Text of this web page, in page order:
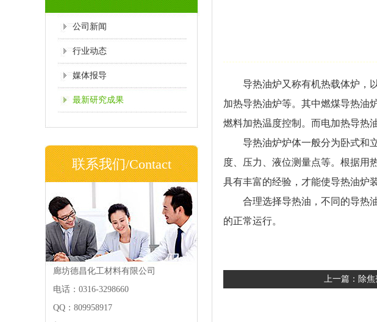
公司新闻
行业动态
媒体报导
最新研究成果
联系我们/Contact
廊坊德昌化工材料有限公司
电话：0316-3298660
QQ：809958917
导热油炉又称有机热载体炉，
加热导热油炉等。其中燃煤导热油
燃料加热温度控制。而电加热导热
导热油炉炉体一般分为卧式和
度、压力、液位测量点等。根据用
具有丰富的经验，才能使导热油炉
合理选择导热油，不同的导热
的正常运行。
上一篇： 除